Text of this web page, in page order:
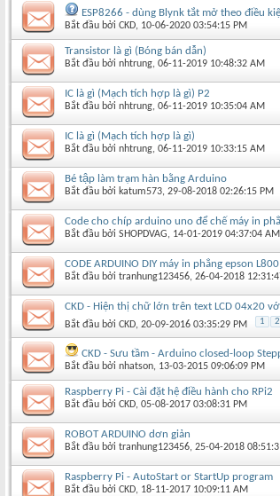
ESP8266 - dùng Blynk tắt mở theo điều
Bắt đầu bởi CKD‎, 10-06-2020 03:54:15 PM
Transistor là gì (Bóng bán dẫn)
Bắt đầu bởi nhtrung‎, 06-11-2019 10:48:32 AM
IC là gì (Mạch tích hợp là gì) P2
Bắt đầu bởi nhtrung‎, 06-11-2019 10:35:04 AM
IC là gì (Mạch tích hợp là gì)
Bắt đầu bởi nhtrung‎, 06-11-2019 10:33:15 AM
Bé tập làm trạm hàn bằng Arduino
Bắt đầu bởi katum573‎, 29-08-2018 02:26:15 PM
Code cho chíp arduino uno để chế máy in
Bắt đầu bởi SHOPDVAG‎, 14-01-2019 04:37:04 AM
CODE ARDUINO DIY máy in phẳng epson L800
Bắt đầu bởi tranhung123456‎, 26-04-2018
CKD - Hiện thị chữ lớn trên text LCD 04x20
Bắt đầu bởi CKD‎, 20-09-2016 03:35:29 PM 1 2
CKD - Sưu tầm - Arduino closed-loop
Bắt đầu bởi nhatson‎, 13-03-2015 09:06:09 PM
Raspberry Pi - Cài đặt hệ điều hành cho RPi2
Bắt đầu bởi CKD‎, 05-08-2017 03:08:31 PM
ROBOT ARDUINO dơn giản
Bắt đầu bởi tranhung123456‎, 25-04-2018
Raspberry Pi - AutoStart or StartUp program
Bắt đầu bởi CKD‎, 18-11-2017 10:09:11 AM